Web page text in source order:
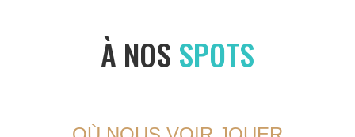
À NOS SPOTS